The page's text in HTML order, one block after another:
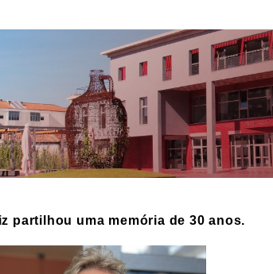
partilhou uma memória de 30 anos.